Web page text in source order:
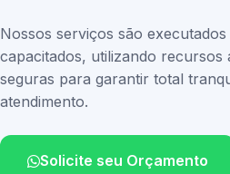
Nossos serviços são
capacitados, utilizando recursos
seguras para garantir total
atendimento.
Solicite seu Orçamento